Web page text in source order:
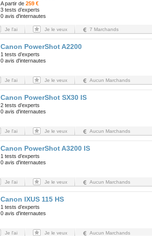
A partir de 259 €
3 tests d’experts
0 avis d'internautes
Je l'ai Je le veux 7 Marchands
Canon PowerShot A2200
1 tests d’experts
0 avis d'internautes
Je l'ai Je le veux Aucun Marchands
Canon PowerShot SX30 IS
2 tests d’experts
0 avis d'internautes
Je l'ai Je le veux Aucun Marchands
Canon PowerShot A3200 IS
1 tests d’experts
0 avis d'internautes
Je l'ai Je le veux Aucun Marchands
Canon IXUS 115 HS
1 tests d’experts
0 avis d'internautes
Je l'ai Je le veux Aucun Marchands